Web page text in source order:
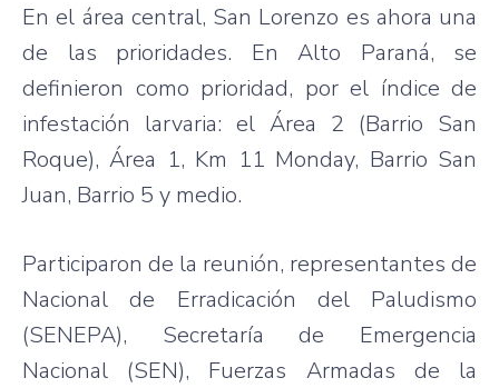
En el área central, San Lorenzo es ahora una
de las prioridades. En Alto Paraná, se
definieron como prioridad, por el índice de
infestación larvaria: el Área 2 (Barrio San
Roque), Área 1, Km 11 Monday, Barrio San
Juan, Barrio 5 y medio.
Participaron de la reunión, representantes de
Nacional de Erradicación del Paludismo
(SENEPA), Secretaría de Emergencia
Nacional (SEN), Fuerzas Armadas de la